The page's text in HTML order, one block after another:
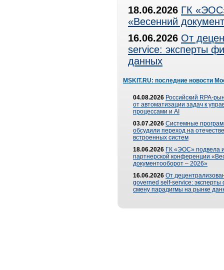
18.06.2026 ГК
«Весенний
16.06.2026 От
service: эксперты
данных
MSKIT.RU: последние новости
04.08.2026 Российский RPA-
от автоматизации задач к
процессами и AI
03.07.2026 Системные
обсудили переход на
встроенных систем
18.06.2026 ГК «ЭОС» подвела
партнерской конференции
документооборот – 2026»
16.06.2026 От
governed self-service: эксперты
смену парадигмы на рынке